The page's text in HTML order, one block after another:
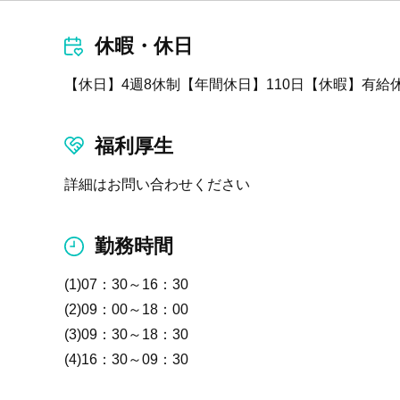
休暇・休日
【休日】4週8休制【年間休日】110日【休暇】有給
福利厚生
詳細はお問い合わせください
勤務時間
(1)07：30～16：30
(2)09：00～18：00
(3)09：30～18：30
(4)16：30～09：30